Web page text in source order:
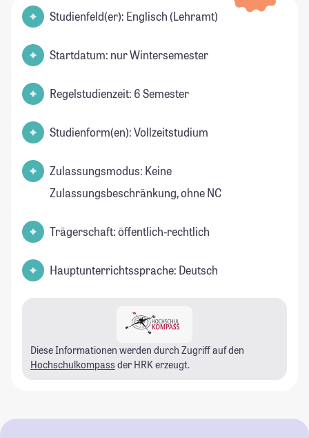
Studienfeld(er): Englisch (Lehramt)
Startdatum: nur Wintersemester
Regelstudienzeit: 6 Semester
Studienform(en): Vollzeitstudium
Zulassungsmodus: Keine
Zulassungsbeschränkung, ohne NC
Trägerschaft: öffentlich-rechtlich
Hauptunterrichtssprache: Deutsch
Diese Informationen werden durch Zugriff auf den
Hochschulkompass der HRK erzeugt.